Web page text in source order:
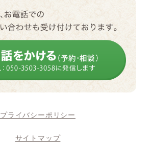
プライバシーポリシー
サイトマップ